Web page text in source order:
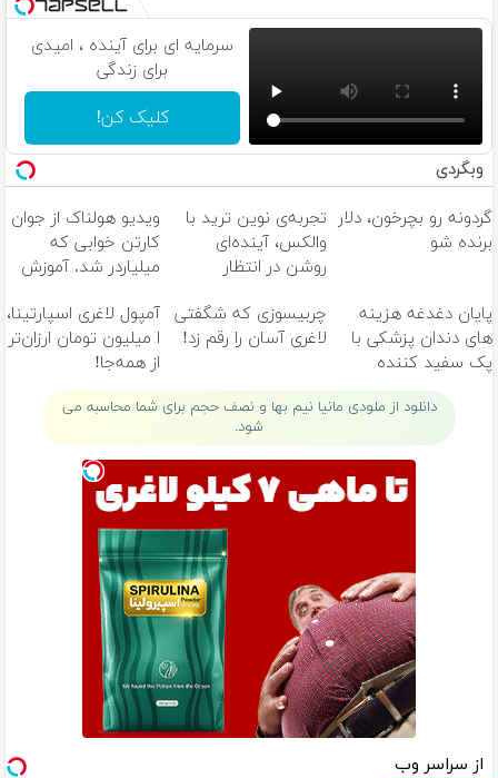
سرمایه ای برای آینده ، امیدی
برای زندگی
کلیک کن!
وبگردی
گردونه رو بچرخون، دلار
برنده شو
تجربه‌ی نوین ترید با
والکس، آینده‌ای
روشن در انتظار
ویدیو هولناک از جوان
کارتن خوابی که
میلیاردر شد. آموزش
پایان دغدغه هزینه
های دندان پزشکی با
پک سفید کننده
چربیسوزی که شگفتی
لاغری آسان را رقم زد!
آمپول لاغری اسپارتینا،
ا میلیون تومان ارزان‌تر
از همه‌جا!
دانلود از ملودی مانیا نیم بها و نصف حجم برای شما محاسبه می
شود.
از سراسر وب